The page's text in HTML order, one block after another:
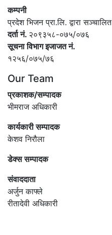
कम्पनी
प्रदेश भिजन प्रा.लि. द्वारा सञ्‍चालित
दर्ता नं. २०९३५८-०७५/०७६
सूचना विभाग इजाजत नं.
१२५६/०७५/७६
Our Team
प्रकाशक/सम्पादक
भीमराज अधिकारी
कार्यकारी सम्पादक
केशव निरौला
डेक्स सम्पादक
संवाददाता
अर्जुन काफ्ले
रीतादेवी अधिकारी